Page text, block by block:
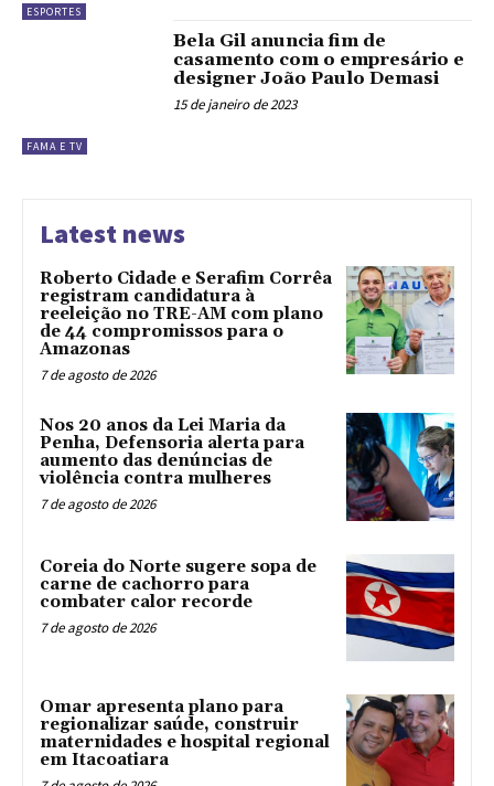
ESPORTES
FAMA E TV
Bela Gil anuncia fim de
casamento com o empresário e
designer João Paulo Demasi
15 de janeiro de 2023
Latest news
Roberto Cidade e Serafim Corrêa
registram candidatura à
reeleição no TRE-AM com plano
de 44 compromissos para o
Amazonas
7 de agosto de 2026
Nos 20 anos da Lei Maria da
Penha, Defensoria alerta para
aumento das denúncias de
violência contra mulheres
7 de agosto de 2026
Coreia do Norte sugere sopa de
carne de cachorro para
combater calor recorde
7 de agosto de 2026
Omar apresenta plano para
regionalizar saúde, construir
maternidades e hospital regional
em Itacoatiara